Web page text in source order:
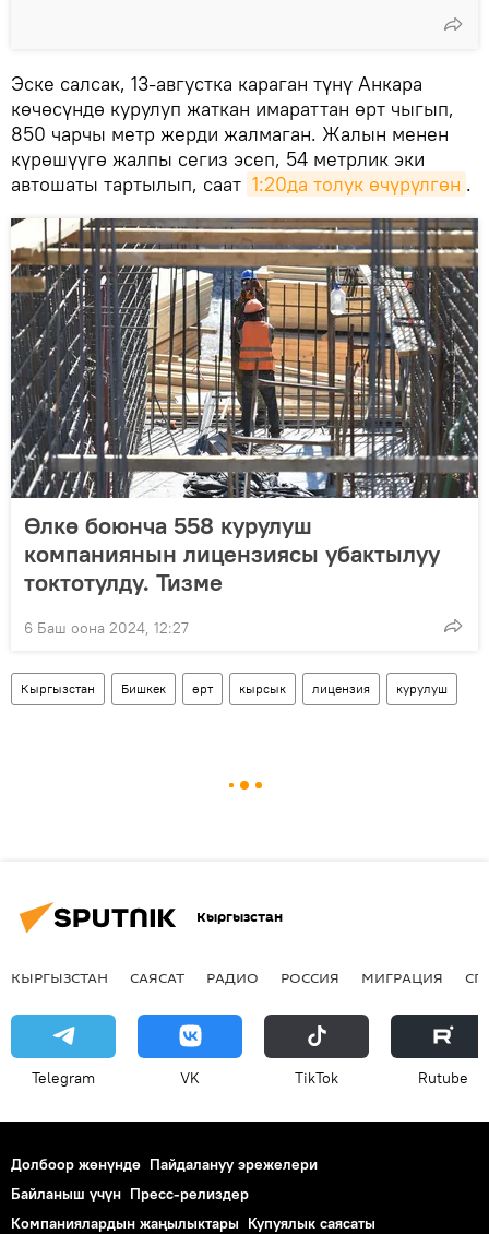
Эске салсак, 13-августка караган түнү Анкара
көчөсүндө курулуп жаткан имараттан өрт чыгып,
850 чарчы метр жерди жалмаган. Жалын менен
күрөшүүгө жалпы сегиз эсеп, 54 метрлик эки
автошаты тартылып, саат 1:20да толук өчүрүлгөн .
Өлкө боюнча 558 курулуш
компаниянын лицензиясы убактылуу
токтотулду. Тизме
6 Баш оона 2024, 12:27
Кыргызстан Бишкек өрт кырсык лицензия курулуш
Кыргызстан
КЫРГЫЗСТАН САЯСАТ РАДИО РОССИЯ МИГРАЦИЯ
Telegram VK ТikТоk Rutube
Долбоор жөнүндө Пайдалануу эрежелери
Байланыш үчүн Пресс-релиздер
Компаниялардын жаңылыктары Купуялык саясаты